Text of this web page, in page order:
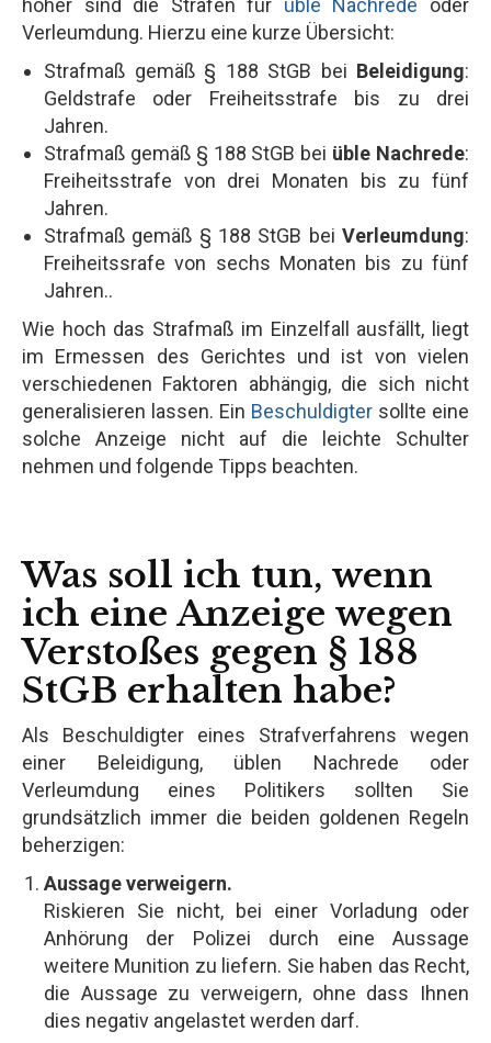
höher sind die Strafen für üble Nachrede oder
Verleumdung. Hierzu eine kurze Übersicht:
Strafmaß gemäß § 188 StGB bei Beleidigung:
Geldstrafe oder Freiheitsstrafe bis zu drei
Jahren.
Strafmaß gemäß § 188 StGB bei üble Nachrede:
Freiheitsstrafe von drei Monaten bis zu fünf
Jahren.
Strafmaß gemäß § 188 StGB bei Verleumdung:
Freiheitssrafe von sechs Monaten bis zu fünf
Jahren..
Wie hoch das Strafmaß im Einzelfall ausfällt, liegt
im Ermessen des Gerichtes und ist von vielen
verschiedenen Faktoren abhängig, die sich nicht
generalisieren lassen. Ein Beschuldigter sollte eine
solche Anzeige nicht auf die leichte Schulter
nehmen und folgende Tipps beachten.
Was soll ich tun, wenn
ich eine Anzeige wegen
Verstoßes gegen § 188
StGB erhalten habe?
Als Beschuldigter eines Strafverfahrens wegen
einer Beleidigung, üblen Nachrede oder
Verleumdung eines Politikers sollten Sie
grundsätzlich immer die beiden goldenen Regeln
beherzigen:
Aussage verweigern.
Riskieren Sie nicht, bei einer Vorladung oder
Anhörung der Polizei durch eine Aussage
weitere Munition zu liefern. Sie haben das Recht,
die Aussage zu verweigern, ohne dass Ihnen
dies negativ angelastet werden darf.